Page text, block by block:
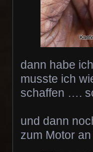
dann habe
musste ich
schaffen ….
und dann
zum Motor